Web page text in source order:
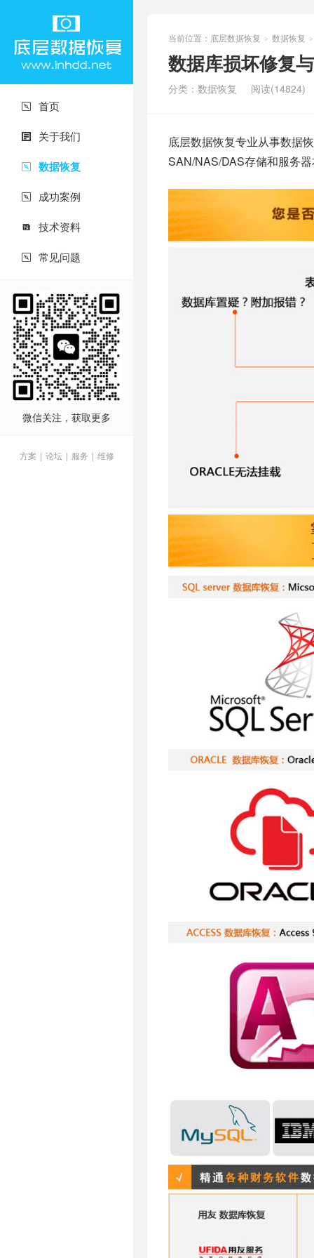
 首页
 关于我们
 数据恢复
 成功案例
 技术资料
 常见问题
微信关注，获取更多
方案 | 论坛 | 服务 | 维修
当前位置： 底层数据恢复 > 数据恢复 >
数据库损坏修复
分类： 数据恢复 阅读(14824)
底层数据恢复专业从事数据
SAN/NAS/DAS存储和服务